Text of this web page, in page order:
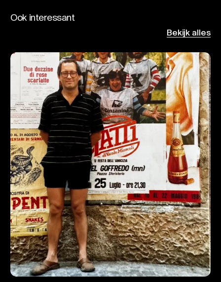
Ook interessant
Bekijk alles